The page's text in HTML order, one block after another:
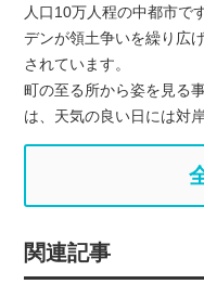
人口10万人程の中都市で
デンが領土争いを繰り広
されています。
町の至る所から姿を見る
は、天気の良い日には対
関連記事